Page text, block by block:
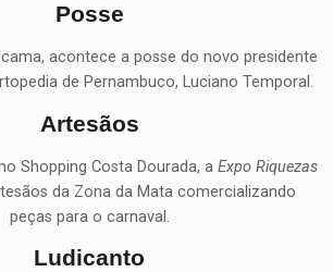
Posse
acontece a posse do novo presidente
de Pernambuco, Luciano Temporal.
Artesãos
Shopping Costa Dourada, a Expo Riquezas
da Zona da Mata comercializando
peças para o carnaval.
Ludicanto